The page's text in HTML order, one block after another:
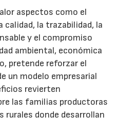
aspectos como el
calidad, la trazabilidad, la
y el compromiso
ambiental, económica
pretende reforzar el
un modelo empresarial
revierten
las familias productoras
rurales donde desarrollan